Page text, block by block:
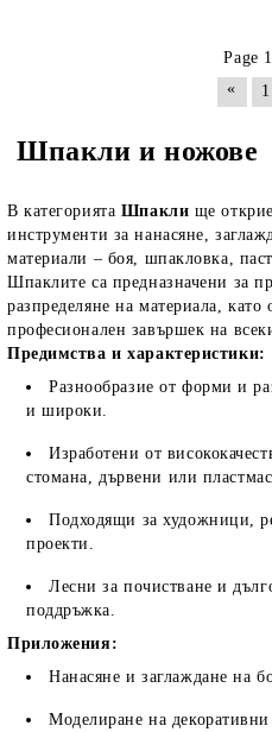
Page
«
1
Шпакли и ножове
В категорията Шпакли ще
инструменти за нанасяне,
материали – боя, шпакловка,
Шпаклите са предназначени за
разпределяне на материала, като
професионален завършек на
Предимства и характеристики:
Разнообразие от форми и
и широки.
Изработени от
стомана, дървени или
Подходящи за художници,
проекти.
Лесни за почистване и
поддръжка.
Приложения:
Нанасяне и заглаждане на
Моделиране на декоративни